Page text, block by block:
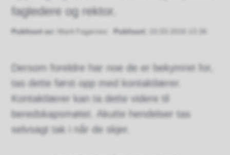
fagledere og rektor.
Publisert av Marit Fagernes Publisert 10.03.2016 13.36
Dersom foreldre har noe de er bekymret for,
tas dette først opp med kontaktlærer.
Kontaktlærer kan ta dette videre til
beredskapsmøtet. Akutte hendelser tas
selvsagt tak i når de skjer.